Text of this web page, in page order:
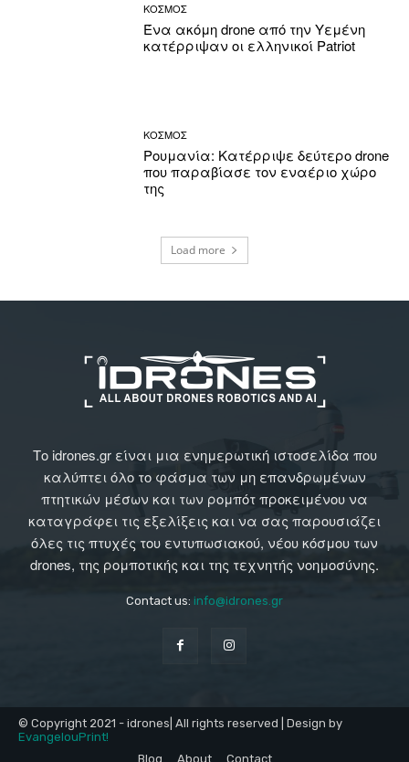
ΚΟΣΜΟΣ
Ένα ακόμη drone από την Υεμένη
κατέρριψαν οι ελληνικοί Patriot
ΚΟΣΜΟΣ
Ρουμανία: Κατέρριψε δεύτερο drone
που παραβίασε τον εναέριο χώρο
της
Load more
Το idrones.gr είναι μια ενημερωτική ιστοσελίδα που
καλύπτει όλο το φάσμα των μη επανδρωμένων
πτητικών μέσων και των ρομπότ προκειμένου να
καταγράφει τις εξελίξεις και να σας παρουσιάζει
όλες τις πτυχές του εντυπωσιακού, νέου κόσμου των
drones, της ρομποτικής και της τεχνητής νοημοσύνης.
Contact us: info@idrones.gr
© Copyright 2021 - idrones| All rights reserved | Design by
EvangelouPrint!
Blog
About Contact